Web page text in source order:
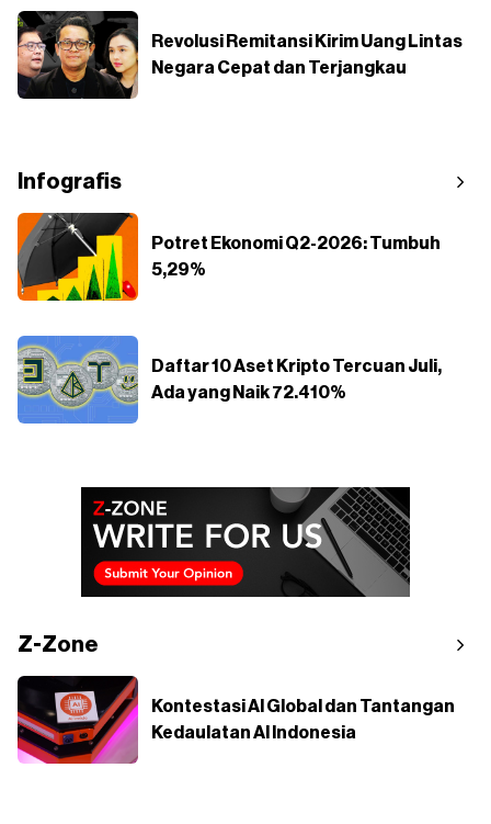
Revolusi Remitansi Kirim Uang Lintas
Negara Cepat dan Terjangkau
Infografis
Potret Ekonomi Q2-2026: Tumbuh
5,29%
Daftar 10 Aset Kripto Tercuan Juli,
Ada yang Naik 72.410%
Z-Zone
Kontestasi AI Global dan Tantangan
Kedaulatan AI Indonesia